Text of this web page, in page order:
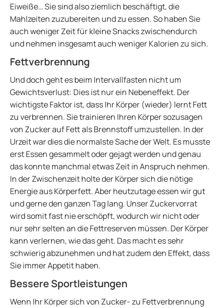
Eiweiße… Sie sind also ziemlich beschäftigt, die
Mahlzeiten zuzubereiten und zu essen. So haben Sie
auch weniger Zeit für kleine Snacks zwischendurch
und nehmen insgesamt auch weniger Kalorien zu sich.
Fettverbrennung
Und doch geht es beim Intervallfasten nicht um
Gewichtsverlust: Dies ist nur ein Nebeneffekt. Der
wichtigste Faktor ist, dass Ihr Körper (wieder) lernt Fett
zu verbrennen. Sie trainieren Ihren Körper sozusagen
von Zucker auf Fett als Brennstoff umzustellen. In der
Urzeit war dies die normalste Sache der Welt. Es musste
erst Essen gesammelt oder gejagt werden und genau
das konnte manchmal etwas Zeit in Anspruch nehmen.
In der Zwischenzeit holte der Körper sich die nötige
Energie aus Körperfett. Aber heutzutage essen wir gut
und gerne den ganzen Tag lang. Unser Zuckervorrat
wird somit fast nie erschöpft, wodurch wir nicht oder
nur sehr selten an die Fettreserven müssen. Der Körper
kann verlernen, wie das geht. Das macht es sehr
schwierig abzunehmen und hat zudem den Effekt, dass
Sie immer Appetit haben.
Bessere Sportleistungen
Wenn Ihr Körper sich von Zucker- zu Fettverbrennung